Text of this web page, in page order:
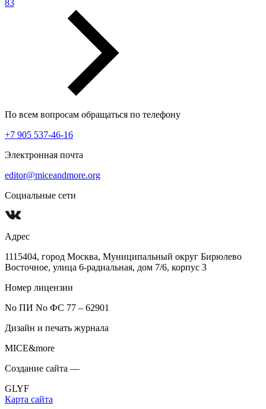
83
По всем вопросам обращаться по телефону
+7 905 537-46-16
Электронная почта
editor@miceandmore.org
Социальные сети
Адрес
1115404, город Москва, Муниципальный округ Бирюлево
Восточное, улица 6-радиальная, дом 7/6, корпус 3
Номер лицензии
No ПИ No ФС 77 – 62901
Дизайн и печать журнала
MICE&more
Создание сайта —
GLYF
Карта сайта